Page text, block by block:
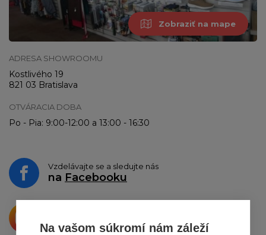
Na vašom súkromí nám záleží
Zobraziť na mape
ADRESA SHOWROOMU
Kostlivého 19
821 03 Bratislava
OTVÁRACIA DOBA
Po - Pia: 9:00-12:00 a 13:00 - 16:30
Vzdelávajte se a sledujte nás
na Facebooku
o zdieľanie naInstagrame